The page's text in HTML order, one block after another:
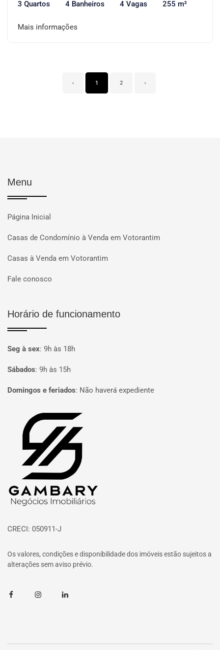
3 Quartos 4 Banheiros 4 Vagas 255 m²
Mais informações
‹ 1 2 ›
Menu
Página Inicial
Casas de Condomínio à Venda em Votorantim
Casas à Venda em Votorantim
Fale conosco
Horário de funcionamento
Seg à sex: 9h às 18h
Sábados: 9h às 15h
Domingos e feriados: Não haverá expediente
Página inicial
CRECI: 050911-J
Os valores, condições e disponibilidade dos imóveis estão sujeitos a
alterações sem aviso prévio.
FacebookInstagramLinkedin